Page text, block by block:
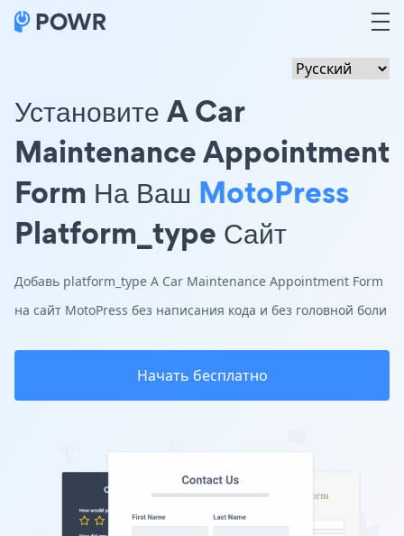
Установите A Car
Maintenance Appointment
Form На Ваш MotoPress
Platform_type Сайт
Добавь platform_type A Car Maintenance Appointment Form
на сайт MotoPress без написания кода и без головной боли
Начать бесплатно